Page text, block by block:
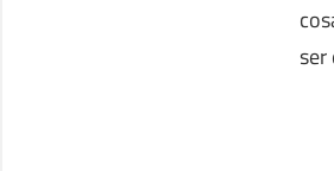
ser